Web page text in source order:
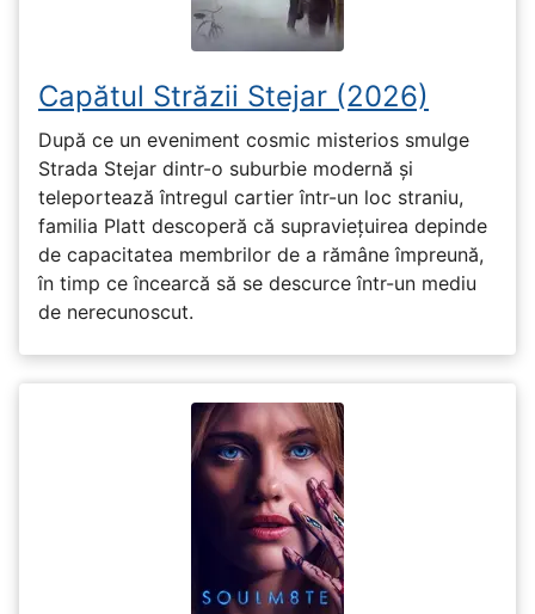
Capătul Străzii Stejar (2026)
După ce un eveniment cosmic misterios smulge
Strada Stejar dintr-o suburbie modernă și
teleportează întregul cartier într-un loc straniu,
familia Platt descoperă că supraviețuirea depinde
de capacitatea membrilor de a rămâne împreună,
în timp ce încearcă să se descurce într-un mediu
de nerecunoscut.